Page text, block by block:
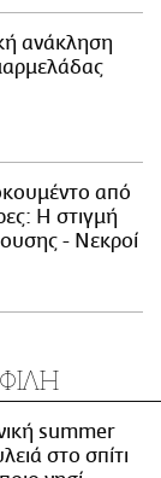
ανάκληση
από
Η στιγμή
- Νεκροί
summer
στο σπίτι